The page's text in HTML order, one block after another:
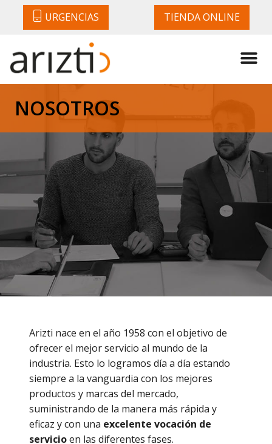
URGENCIAS TIENDA ONLINE
NOSOTROS
Arizti nace en el año 1958 con el objetivo de
ofrecer el mejor servicio al mundo de la
industria. Esto lo logramos día a día estando
siempre a la vanguardia con los mejores
productos y marcas del mercado,
suministrando de la manera más rápida y
eficaz y con una excelente vocación de
servicioen las diferentes fases.